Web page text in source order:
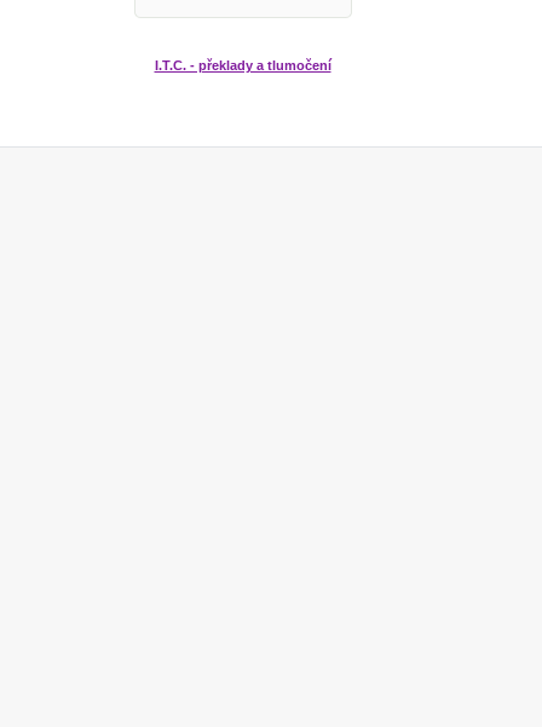
I.T.C. - překlady a tlumočení